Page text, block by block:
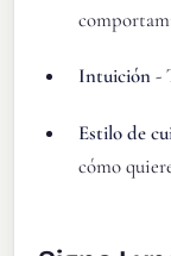
Intuición-
Estilo de
cómo